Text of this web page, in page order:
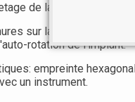
de la vis
sur la circonférence
rotation de l'implant.
empreinte
un instrument.